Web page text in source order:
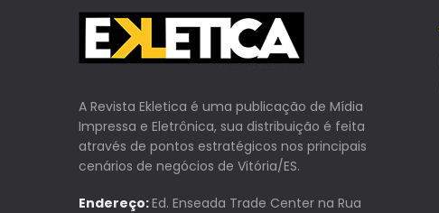
A Revista Ekletica é uma publicação de Mídia
Impressa e Eletrônica, sua distribuição é feita
através de pontos estratégicos nos principais
cenários de negócios de Vitória/ES.
Endereço:Ed. Enseada Trade Center na Rua